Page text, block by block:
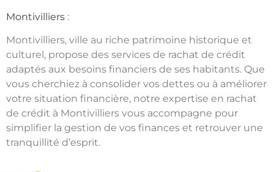
Montivilliers :
Montivilliers, ville au riche patrimoine historique et
culturel, propose des services de rachat de crédit
adaptés aux besoins financiers de ses habitants. Que
vous cherchiez à consolider vos dettes ou à améliorer
votre situation financière, notre expertise en rachat
de crédit à Montivilliers vous accompagne pour
simplifier la gestion de vos finances et retrouver une
tranquillité d’esprit.